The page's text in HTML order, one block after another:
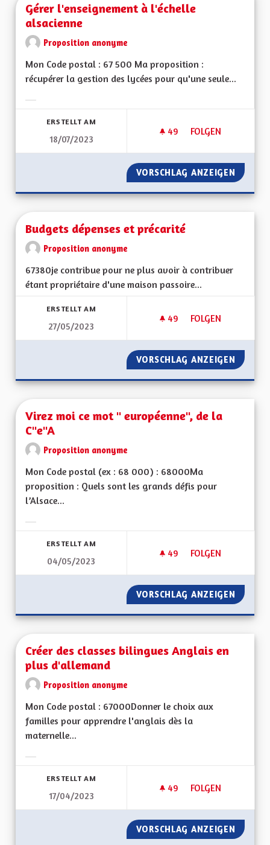
Gérer l'enseignement à l'échelle
alsacienne
Proposition anonyme
Mon Code postal : 67 500 Ma proposition :
récupérer la gestion des lycées pour qu'une seule...
ERSTELLT AM
18/07/2023
49 49 FOLLOWER
FOLGEN
GÉRER
VORSCHLAG ANZEIGEN
Budgets dépenses et précarité
Proposition anonyme
67380je contribue pour ne plus avoir à contribuer
étant propriétaire d'une maison passoire...
ERSTELLT AM
27/05/2023
49 49 FOLLOWER
FOLGEN
BUDGETS
VORSCHLAG ANZEIGEN
Virez moi ce mot " européenne", de la
C"e"A
Proposition anonyme
Mon Code postal (ex : 68 000) : 68000Ma
proposition : Quels sont les grands défis pour
l’Alsace...
ERSTELLT AM
04/05/2023
49 49 FOLLOWER
FOLGEN
VIREZ MOI CE
VORSCHLAG ANZEIGEN VIREZ
Créer des classes bilingues Anglais en
plus d'allemand
Proposition anonyme
Mon Code postal : 67000Donner le choix aux
familles pour apprendre l'anglais dès la
maternelle...
ERSTELLT AM
17/04/2023
49 49 FOLLOWER
FOLGEN
CRÉER DES
VORSCHLAG ANZEIGEN